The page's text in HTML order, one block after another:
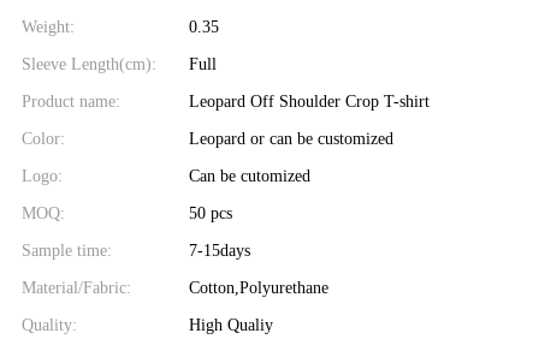
Weight: 0.35
Sleeve Length(cm): Full
Product name: Leopard Off Shoulder Crop T-shirt
Color: Leopard or can be customized
Logo: Can be cutomized
MOQ: 50 pcs
Sample time: 7-15days
Material/Fabric: Cotton,Polyurethane
Quality: High Qualiy